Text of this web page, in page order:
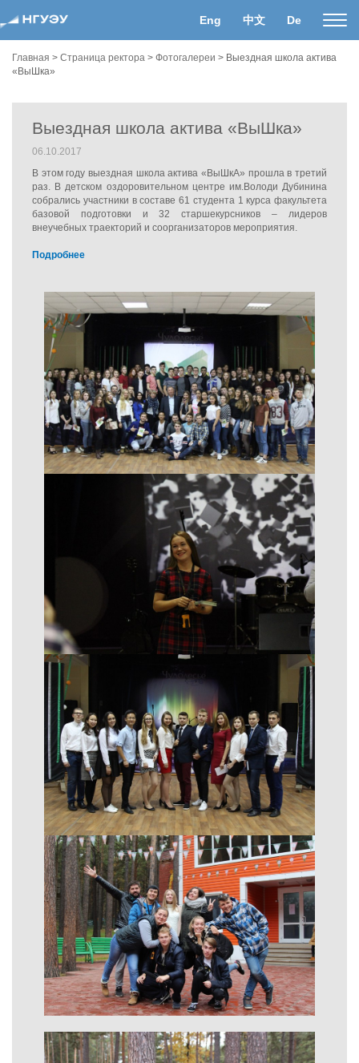
Eng 中文 De
Главная > Страница ректора > Фотогалереи > Выездная школа актива
«ВыШка»
Выездная школа актива «ВыШка»
06.10.2017
В этом году выездная школа актива «ВыШкА» прошла в третий
раз. В детском оздоровительном центре им.Володи Дубинина
собрались участники в составе 61 студента 1 курса факультета
базовой подготовки и 32 старшекурсников – лидеров
внеучебных траекторий и соорганизаторов мероприятия.
Подробнее